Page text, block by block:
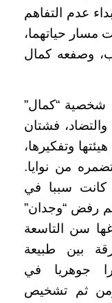
عدم التفاهم
مسار حياتهما،
وصفعه كمال
شخصية “كمال”
والتضاد، فشتان
وتفكيرها،
من نوايا.
كانت سببا في
رفض “وجدان”
سن التاسعة
بين طبيعة
جوهريا في
ثم تشخيص